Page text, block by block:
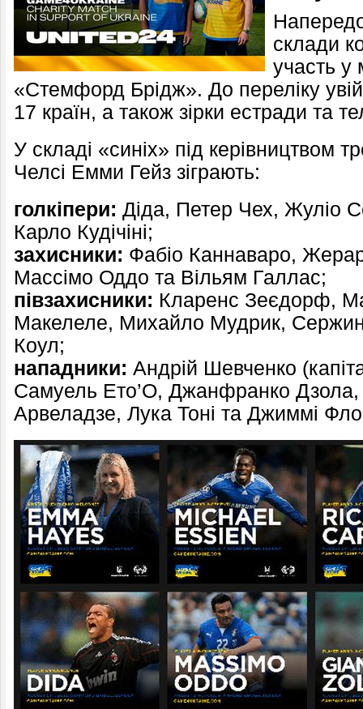
склади
участь у
«Стемфорд Брідж». До переліку
17 країн, а також зірки естради та
У складі «синіх» під керівництвом
Челсі Емми Гейз зіграють:
голкіпери: Діда, Петер Чех, Жуліо
Карло Кудічіні;
захисники: Фабіо Каннаваро, Жерар
Массімо Оддо та Вільям Галлас;
півзахисники: Кларенс Зеєдорф,
Макелеле, Михайло Мудрик,
Коул;
нападники: Андрій Шевченко
Самуель Ето’О, Джанфранко
Арвеладзе, Лука Тоні та Джиммі